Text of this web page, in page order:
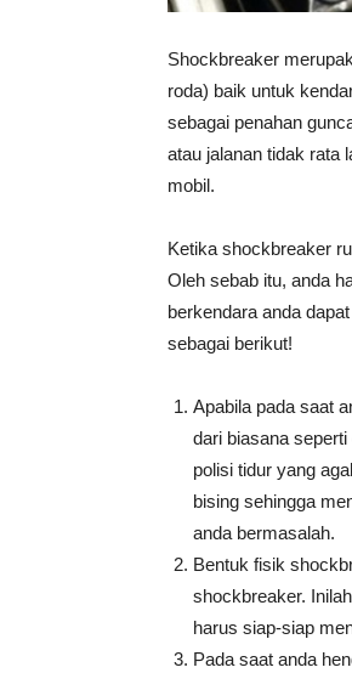
Shockbreaker
roda) baik untuk
sebagai penahan
atau jalanan tidak rata
mobil.
Ketika shockbreaker
Oleh sebab itu, anda
berkendara anda
sebagai berikut!
Apabila pada saat
dari biasana
polisi tidur yang
bising sehingga
anda bermasalah.
Bentuk fisik
shockbreaker.
harus siap-siap
Pada saat anda